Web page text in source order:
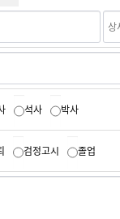
석사 박사
검정고시 졸업